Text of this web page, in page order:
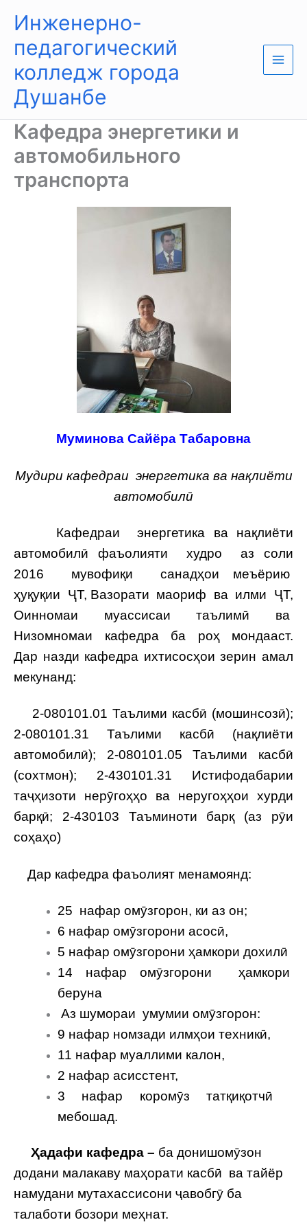
содержимому
Инженерно-
педагогический
колледж города
Душанбе
Кафедра энергетики и
автомобильного
транспорта
Муминова Сайёра Табаровна
Мудири кафедраи энергетика ва нақлиёти
автомобилӣ
Кафедраи энергетика ва нақлиёти
автомобилӣ фаъолияти худро аз соли
2016 мувофиқи санадҳои меъёрию
ҳуқуқии ҶТ, Вазорати маориф ва илми ҶТ,
Оинномаи муассисаи таълимӣ ва
Низомномаи кафедра ба роҳ мондааст.
Дар назди кафедра ихтисосҳои зерин амал
мекунанд:
2-080101.01 Таълими касбӣ (мошинсозӣ);
2-080101.31 Таълими касбӣ (нақлиёти
автомобилӣ); 2-080101.05 Таълими касбӣ
(сохтмон); 2-430101.31 Истифодабарии
таҷҳизоти нерӯгоҳҳо ва неругоҳҳои хурди
барқӣ; 2-430103 Таъминоти барқ (аз рӯи
соҳаҳо)
Дар кафедра фаъолият менамоянд:
25 нафар омӯзгорон, ки аз он;
6 нафар омӯзгорони асосӣ,
5 нафар омӯзгорони ҳамкори дохилӣ
14 нафар омӯзгорони ҳамкори
беруна
Аз шумораи умумии омӯзгорон:
9 нафар номзади илмҳои техникӣ,
11 нафар муаллими калон,
2 нафар асисстент,
3 нафар коромӯз татқиқотчӣ
мебошад.
Ҳадафи кафедра – ба донишомӯзон
додани малакаву маҳорати касбӣ ва тайёр
намудани мутахассисони ҷавобгӯ ба
талаботи бозори меҳнат.